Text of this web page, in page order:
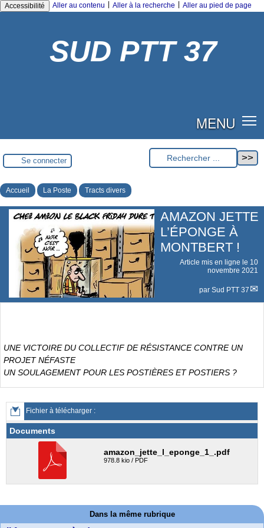
Accessibilité Aller au contenu Aller à la recherche Aller au pied de page
SUD PTT 37
MENU
Se connecter
Accueil La Poste Tracts divers
AMAZON JETTE
L’ÉPONGE À
MONTBERT !
Article mis en ligne le 10
novembre 2021
par Sud PTT 37
UNE VICTOIRE DU COLLECTIF DE RÉSISTANCE CONTRE UN
PROJET NÉFASTE
UN SOULAGEMENT POUR LES POSTIÈRES ET POSTIERS ?
Fichier à télécharger :
Documents
amazon_jette_l_eponge_1_.pdf
978.8 kio / PDF
Dans la même rubrique